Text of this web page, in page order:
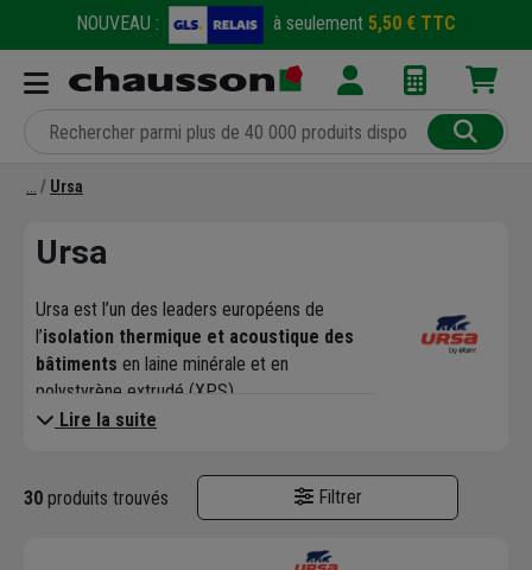
NOUVEAU : à seulement 5,50 € TTC
Ursa
Ursa
Ursa est l’un des leaders européens de
l’isolation thermique et acoustique des
bâtiments en laine minérale et en
polystyrène extrudé (XPS).
Véritable spécialiste, URSA développe des
répondant aux besoins de tous les types de
bâtis : neuf et rénovation, individuel et
combles aménagésà la
Lire la suite
30 produits trouvés Filtrer